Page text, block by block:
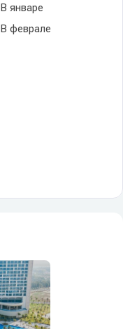
В январе
В феврале